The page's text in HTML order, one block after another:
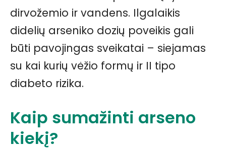
dirvožemio ir vandens. Ilgalaikis
didelių arseniko dozių poveikis gali
būti pavojingas sveikatai – siejamas
su kai kurių vėžio formų ir II tipo
diabeto rizika.
Kaip sumažinti arseno
kiekį?